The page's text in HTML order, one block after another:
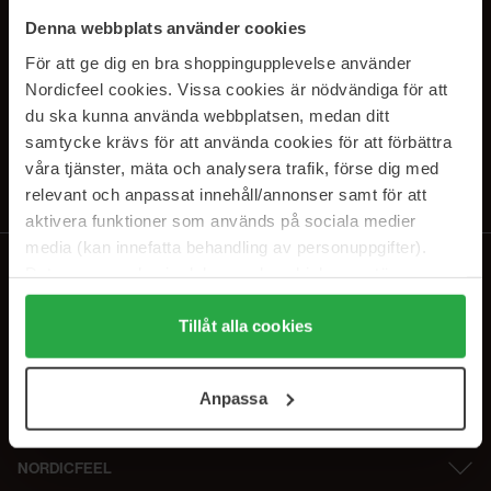
Denna webbplats använder cookies
För att ge dig en bra shoppingupplevelse använder
Nordicfeel cookies. Vissa cookies är nödvändiga för att
du ska kunna använda webbplatsen, medan ditt
samtycke krävs för att använda cookies för att förbättra
våra tjänster, mäta och analysera trafik, förse dig med
relevant och anpassat innehåll/annonser samt för att
aktivera funktioner som används på sociala medier
media (kan innefatta behandling av personuppgifter).
Genom att trycka på "Tillåt alla cookies" accepterar du
alla cookies, medan du under "Detaljer" kan anpassa
användningen av cookies. Du kan när som helst återkalla
samt vår Integritetspolicy.
Tillåt alla cookies
Anpassa
SUBSCRIBE TO OUR
NEWSLETTER
E-postadresse
Ved å abonnere godtar du vårpersonvernerklæring. Du kan melde deg
NORDICFEEL